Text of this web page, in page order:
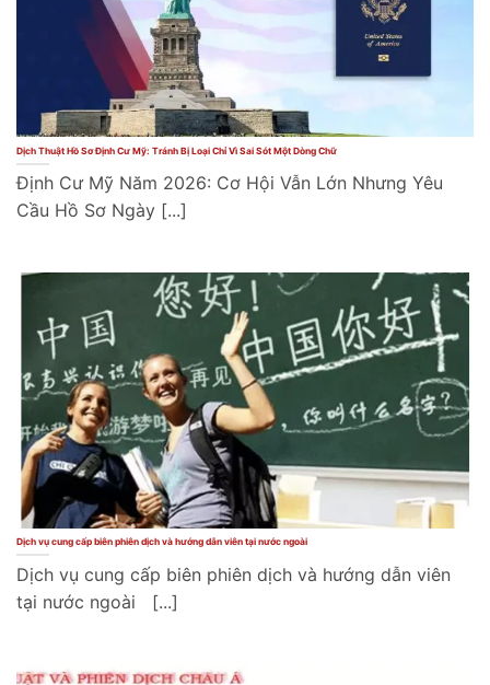
Dịch Thuật Hồ Sơ Định Cư Mỹ: Tránh Bị Loại Chỉ Vì Sai Sót Một Dòng Chữ
Định Cư Mỹ Năm 2026: Cơ Hội Vẫn Lớn Nhưng Yêu
Cầu Hồ Sơ Ngày [...]
Dịch vụ cung cấp biên phiên dịch và hướng dẫn viên tại nước ngoài
Dịch vụ cung cấp biên phiên dịch và hướng dẫn viên
tại nước ngoài [...]